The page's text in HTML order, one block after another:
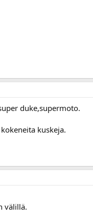
duke,supermoto.
kuskeja.
välillä.